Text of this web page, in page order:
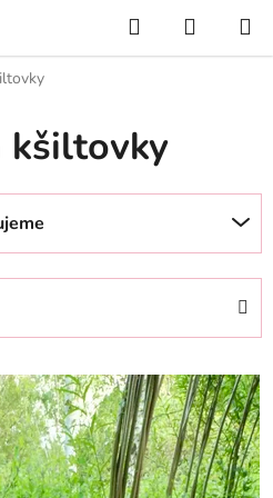
Hledat
KOŠÍK
kšiltovky